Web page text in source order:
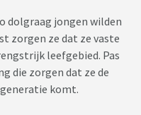
dolgraag jongen wilden
zorgen ze dat ze vaste
leefgebied. Pas
die zorgen dat ze de
komt.